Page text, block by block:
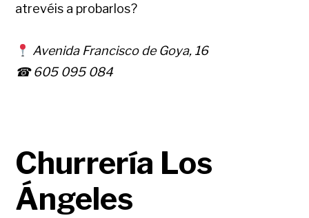
atrevéis a probarlos?
Avenida Francisco de Goya, 16
☎ 605 095 084
Churrería Los
Ángeles